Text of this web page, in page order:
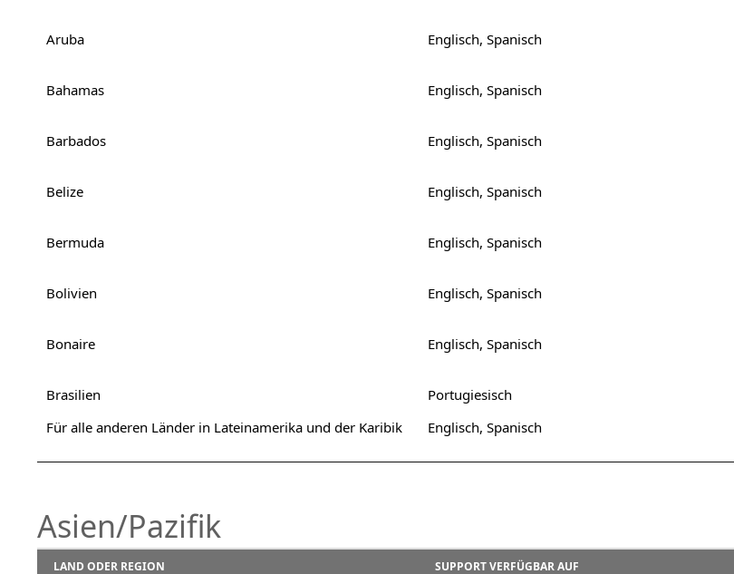
Aruba
Englisch, Spanisch
Bahamas
Englisch, Spanisch
Barbados
Englisch, Spanisch
Belize
Englisch, Spanisch
Bermuda
Englisch, Spanisch
Bolivien
Englisch, Spanisch
Bonaire
Englisch, Spanisch
Brasilien
Portugiesisch
Für alle anderen Länder in Lateinamerika und der Karibik
Englisch, Spanisch
Asien/Pazifik
LAND ODER REGION SUPPORT VERFÜGBAR AUF